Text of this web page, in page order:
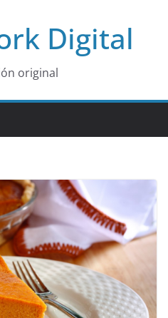
Digital
original